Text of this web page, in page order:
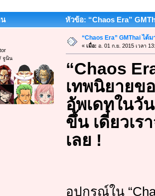
น หัวข้อ: “Chaos Era”
จูนิน
“Chaos Era” GMThai ได้
« เมื่อ: อ. 01 ก.ย. 2015 เวลา
“Chaos
เทพนิยายข
อัพเดทในวั
ขึ้น เดี๋ยวเ
เลย !
อุปกรณ์ใน